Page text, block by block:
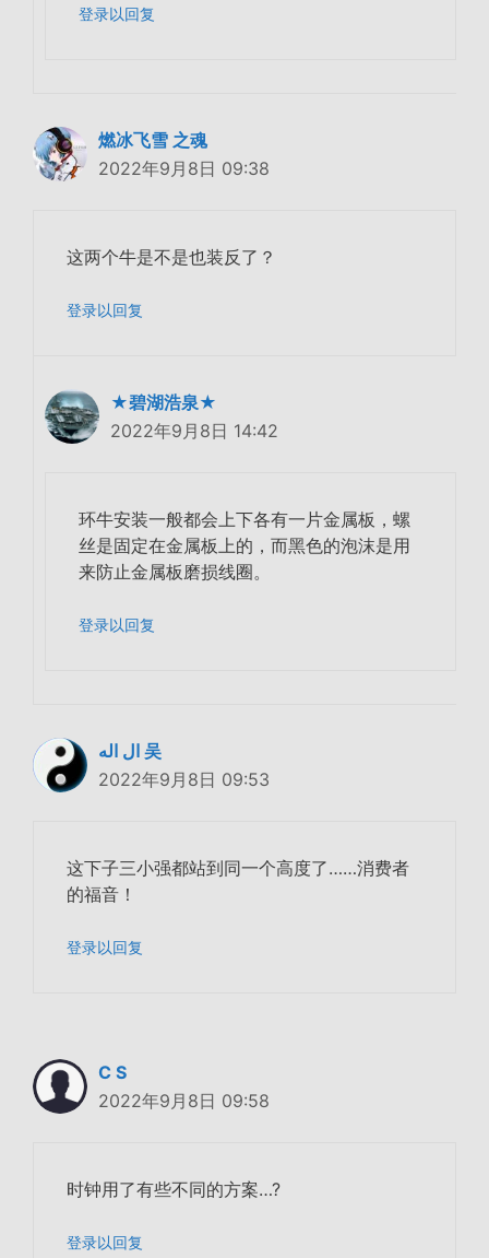
登录以回复
燃冰飞雪 之魂
2022年9月8日 09:38
这两个牛是不是也装反了？
登录以回复
★碧湖浩泉★
2022年9月8日 14:42
环牛安装一般都会上下各有一片金属板，螺
丝是固定在金属板上的，而黑色的泡沫是用
来防止金属板磨损线圈。
登录以回复
ال اله 吴
2022年9月8日 09:53
这下子三小强都站到同一个高度了……消费者
的福音！
登录以回复
C S
2022年9月8日 09:58
时钟用了有些不同的方案…?
登录以回复